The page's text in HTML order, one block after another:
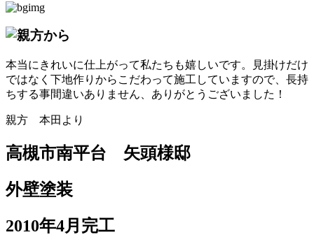
本当にきれいに仕上がって私たちも嬉しいです。見掛けだけ
ではなく下地作りからこだわって施工していますので、長持
ちする事間違いありません、ありがとうございました！
親方 本田より
高槻市南平台 矢頭様邸
外壁塗装
2010年4月完工